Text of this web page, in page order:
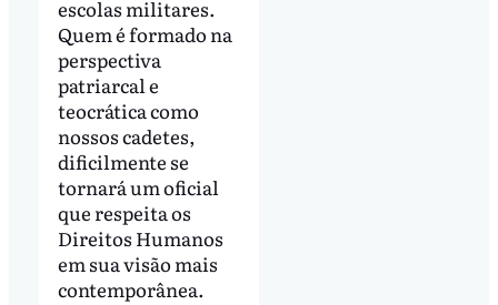
escolas militares.
Quem é formado na
perspectiva
patriarcal e
teocrática como
nossos cadetes,
dificilmente se
tornará um oficial
que respeita os
Direitos Humanos
em sua visão mais
contemporânea.